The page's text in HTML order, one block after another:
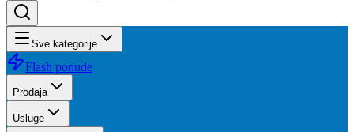
Sve kategorije
Flash ponude
Prodaja
Usluge